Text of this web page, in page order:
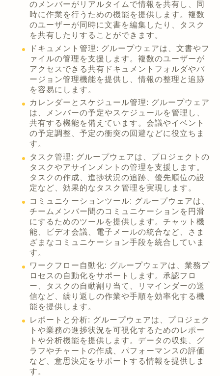
のメンバーがリアルタイムで情報を共有し、同
時に作業を行うための機能を提供します。複数
のユーザーが同時に文書を編集したり、タスク
を共有したりすることができます。
ドキュメント管理: グループウェアは、文書やフ
ァイルの管理を支援します。複数のユーザーが
アクセスできる共有ドキュメントフォルダやバ
ージョン管理機能を提供し、情報の整理と追跡
を容易にします。
カレンダーとスケジュール管理: グループウェア
は、メンバーの予定やスケジュールを管理し、
共有する機能を備えています。会議やイベント
の予定調整、予定の衝突の回避などに役立ちま
す。
タスク管理: グループウェアは、プロジェクトの
タスクやアサインメントの管理を支援します。
タスクの作成、進捗状況の追跡、優先順位の設
定など、効果的なタスク管理を実現します。
コミュニケーションツール: グループウェアは、
チームメンバー間のコミュニケーションを円滑
にするためのツールを提供します。チャット機
能、ビデオ会議、電子メールの統合など、さま
ざまなコミュニケーション手段を統合していま
す。
ワークフロー自動化: グループウェアは、業務プ
ロセスの自動化をサポートします。承認フロ
ー、タスクの自動割り当て、リマインダーの送
信など、繰り返しの作業や手順を効率化する機
能を提供します。
レポートと分析: グループウェアは、プロジェク
トや業務の進捗状況を可視化するためのレポー
トや分析機能を提供します。データの収集、グ
ラフやチャートの作成、パフォーマンスの評価
など、意思決定をサポートする情報を提供しま
す。